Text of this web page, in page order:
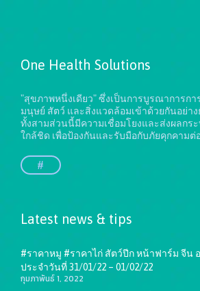
One Health Solutions
"สุขภาพหนึ่งเดียว" ซึ่งเป็นการบูรณาการก
มนุษย์ สัตว์ และสิ่งแวดล้อมเข้าด้วยกันอย่าง
ทั้งสามส่วนนี้มีความเชื่อมโยงและส่งผลกร
ใกล้ชิด เพื่อป้องกันและรับมือกับภัยคุกคาม
#
Latest news & tips
#ราคาหมู #ราคาไก่ สัตว์ปีก หน้าฟาร์ม จีน
ประจำวันที่ 31/01/22 – 01/02/22
กุมภาพันธ์ 1, 2022